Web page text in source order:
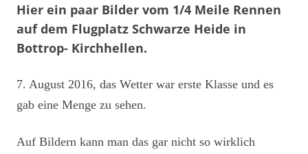
Hier ein paar Bilder vom 1/4 Meile Rennen
auf dem Flugplatz Schwarze Heide in
Bottrop- Kirchhellen.
7. August 2016, das Wetter war erste Klasse und es
gab eine Menge zu sehen.
Auf Bildern kann man das gar nicht so wirklich